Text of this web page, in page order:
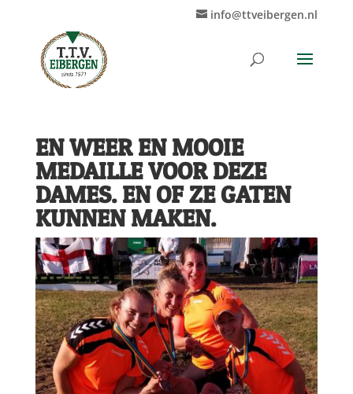
info@ttveibergen.nl
EN WEER EN MOOIE
MEDAILLE VOOR DEZE
DAMES. EN OF ZE GATEN
KUNNEN MAKEN.